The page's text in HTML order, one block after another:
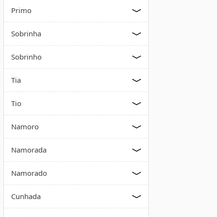
Primo
Sobrinha
Sobrinho
Tia
Tio
Namoro
Namorada
Namorado
Cunhada